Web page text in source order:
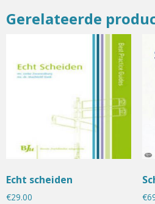
Gerelateerde
Echt scheiden
€29.00 €